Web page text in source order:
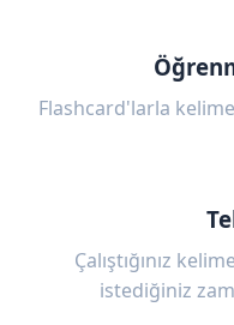
Flashcard'larla
Çalıştığınız
istediğiniz